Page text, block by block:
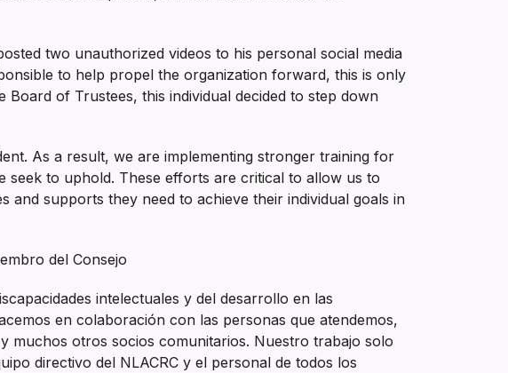
two unauthorized videos to his personal social media
to help propel the organization forward, this is only
of Trustees, this individual decided to step down
As a result, we are implementing stronger training for
to uphold. These efforts are critical to allow us to
and supports they need to achieve their individual goals in
del Consejo
intelectuales y del desarrollo en las
en colaboración con las personas que atendemos,
muchos otros socios comunitarios. Nuestro trabajo solo
directivo del NLACRC y el personal de todos los